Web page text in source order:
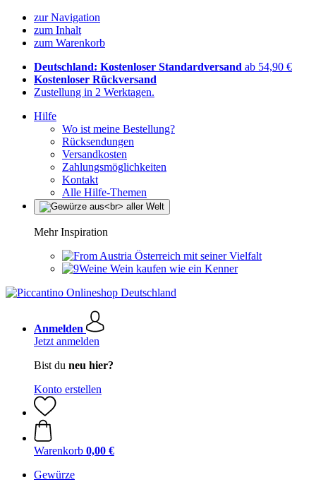
zur Navigation
zum Inhalt
zum Warenkorb
Deutschland: Kostenloser Standardversand ab 54,90 €
Kostenloser Rückversand
Zustellung in 2 Werktagen.
Hilfe
Wo ist meine Bestellung?
Rücksendungen
Versandkosten
Zahlungsmöglichkeiten
Kontakt
Alle Hilfe-Themen
Mehr Inspiration
Österreich mit seiner Vielfalt
Wein kaufen wie ein Kenner
Anmelden
Jetzt anmelden
Bist du neu hier?
Konto erstellen
Warenkorb 0,00 €
Gewürze